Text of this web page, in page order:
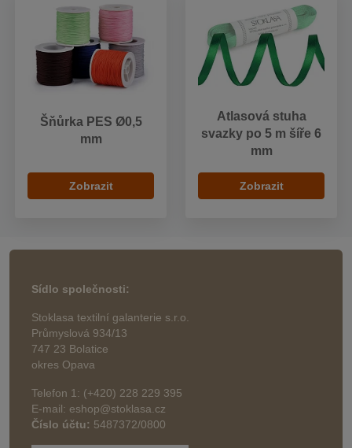
Šňůrka PES Ø0,5
mm
Zobrazit
Atlasová stuha
svazky po 5 m šíře 6
mm
Zobrazit
Sídlo společnosti:
Stoklasa textilní galanterie s.r.o.
Průmyslová 934/13
747 23 Bolatice
okres Opava
Telefon 1: (+420) 228 229 395
E-mail: eshop@stoklasa.cz
Číslo účtu: 5487372/0800